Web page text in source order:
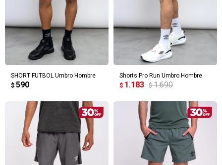
SHORT FUTBOL Umbro Hombre
$ 590
Shorts Pro Run Umbro Hombre
$ 1.183 $ 1.690
¡Sumate a la forma más ágil de